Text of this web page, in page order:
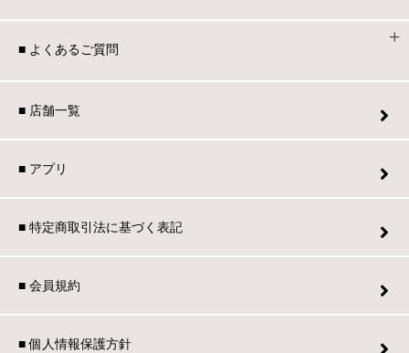
■ よくあるご質問
■ 店舗一覧
■ アプリ
■ 特定商取引法に基づく表記
■ 会員規約
■ 個人情報保護方針